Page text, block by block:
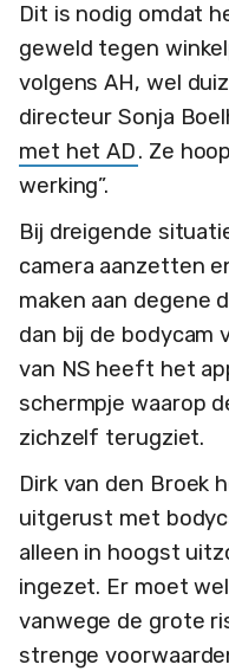
Dit is nodig omdat
geweld tegen
volgens AH, wel
directeur Sonja
met het AD. Ze
werking”.
Bij dreigende
camera aanzetten
maken aan degene
dan bij de bodycam
van NS heeft het
schermpje waarop
zichzelf terugziet.
Dirk van den Broek
uitgerust met
alleen in hoogst
ingezet. Er moet
vanwege de grote
strenge